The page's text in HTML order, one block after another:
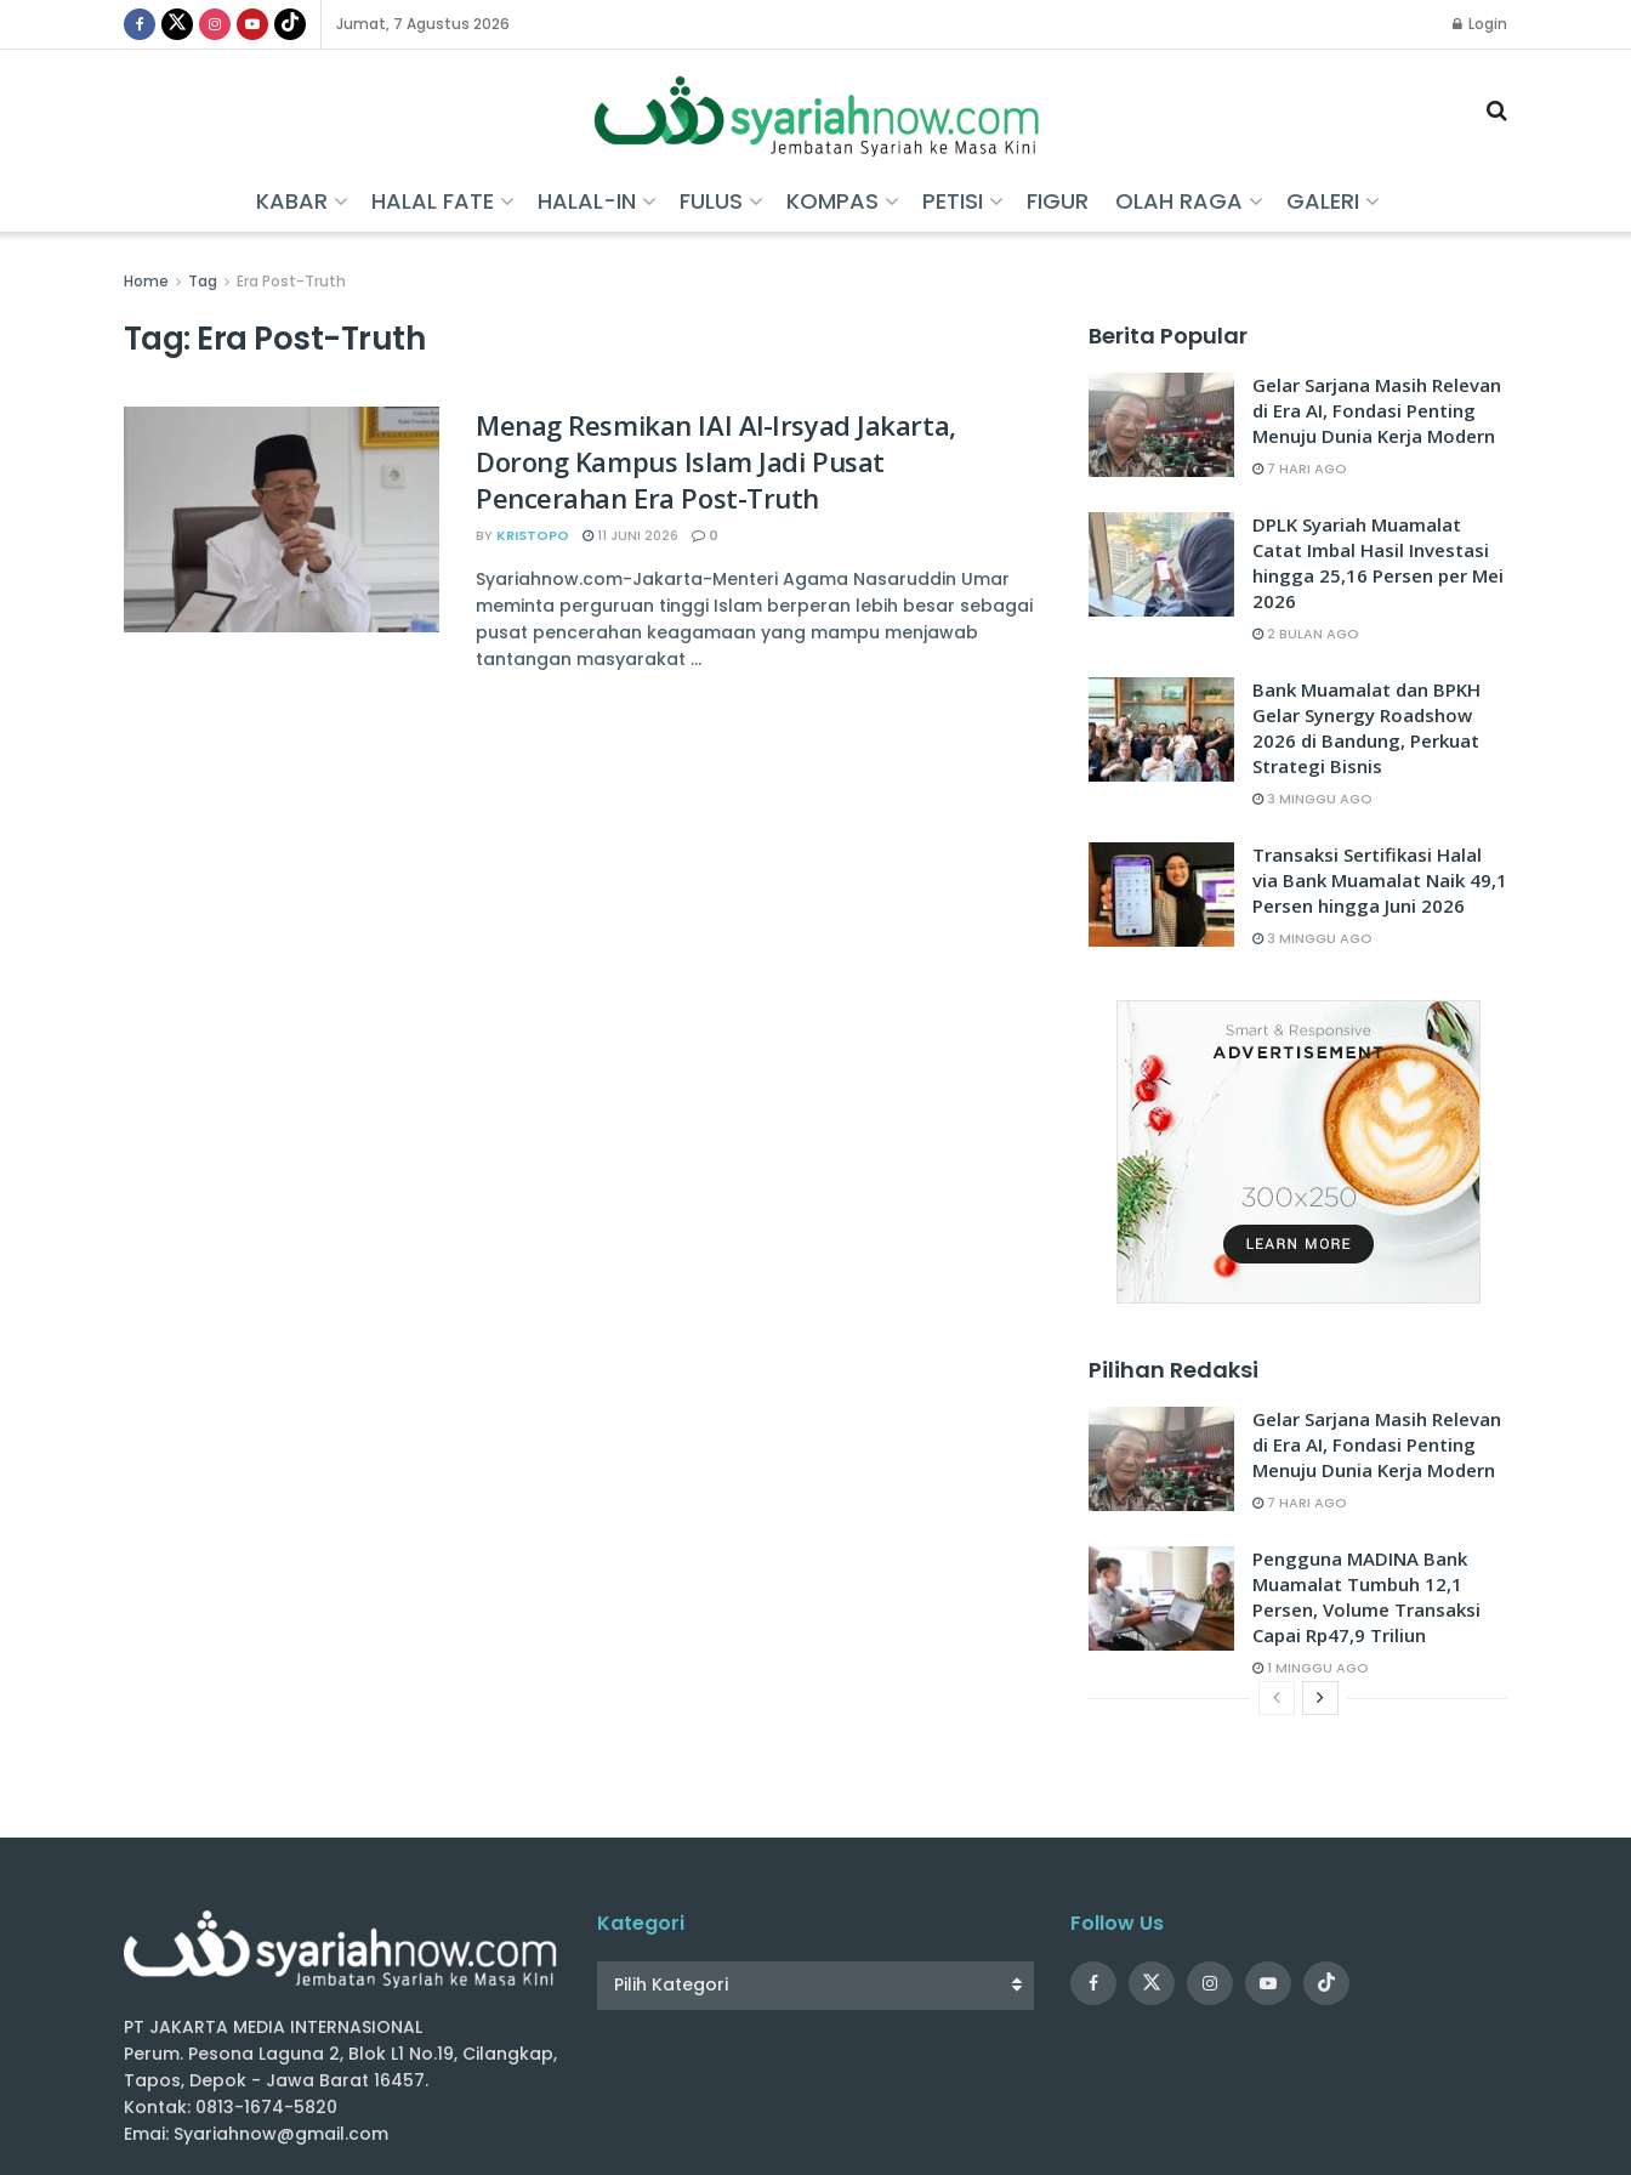
Jumat, 7 Agustus 2026 Login
KABAR HALAL FATE HALAL-IN FULUS KOMPAS PETISI FIGUR OLAH RAGA GALERI
Home Tag Era Post-Truth
Tag: Era Post-Truth
Menag Resmikan IAI Al-Irsyad Jakarta,
Dorong Kampus Islam Jadi Pusat
Pencerahan Era Post-Truth
BY KRISTOPO 11 JUNI 2026 0
Syariahnow.com-Jakarta-Menteri Agama Nasaruddin Umar
meminta perguruan tinggi Islam berperan lebih besar sebagai
pusat pencerahan keagamaan yang mampu menjawab
tantangan masyarakat ...
Berita Popular
Gelar Sarjana Masih Relevan
di Era AI, Fondasi Penting
Menuju Dunia Kerja Modern
7 HARI AGO
DPLK Syariah Muamalat
Catat Imbal Hasil Investasi
hingga 25,16 Persen per Mei
2026
2 BULAN AGO
Bank Muamalat dan BPKH
Gelar Synergy Roadshow
2026 di Bandung, Perkuat
Strategi Bisnis
3 MINGGU AGO
Transaksi Sertifikasi Halal
via Bank Muamalat Naik 49,1
Persen hingga Juni 2026
3 MINGGU AGO
Pilihan Redaksi
Gelar Sarjana Masih Relevan
di Era AI, Fondasi Penting
Menuju Dunia Kerja Modern
7 HARI AGO
Pengguna MADINA Bank
Muamalat Tumbuh 12,1
Persen, Volume Transaksi
Capai Rp47,9 Triliun
1 MINGGU AGO
PT JAKARTA MEDIA INTERNASIONAL
Perum. Pesona Laguna 2, Blok L1 No.19, Cilangkap,
Tapos, Depok - Jawa Barat 16457.
Kontak: 0813-1674-5820
Emai: Syariahnow@gmail.com
Kategori
Pilih Kategori
Follow Us